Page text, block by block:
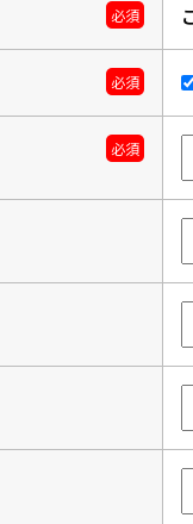
必須
必須
必須